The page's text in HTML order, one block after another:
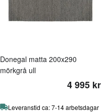
Donegal matta 200x290
mörkgrå ull
4 995 kr
Leveranstid ca: 7-14 arbetsdagar